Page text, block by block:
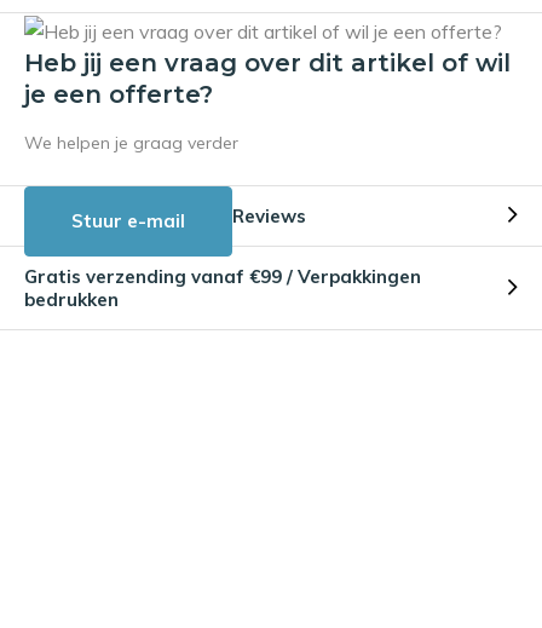
Heb jij een vraag over dit artikel of wil
je een offerte?
We helpen je graag verder
Stuur e-mail Reviews
Gratis verzending vanaf €99 / Verpakkingen
bedrukken